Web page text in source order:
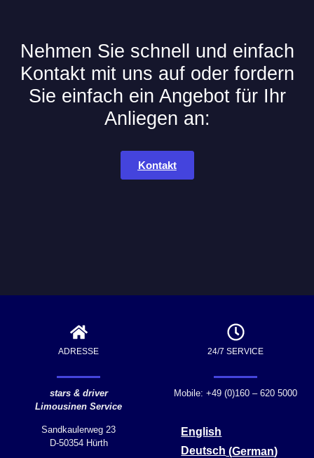
Nehmen Sie schnell und einfach
Kontakt mit uns auf oder fordern
Sie einfach ein Angebot für Ihr
Anliegen an:
Kontakt
ADRESSE
stars & driver
Limousinen Service
Sandkaulerweg 23
D-50354 Hürth
24/7 SERVICE
Mobile: +49 (0)160 – 620 5000
English
Deutsch (German)